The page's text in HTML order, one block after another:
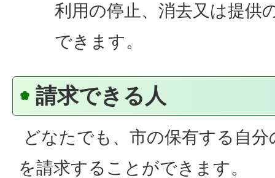
利用の停止、消去又は提供
できます。
請求できる人
どなたでも、市の保有する自
を請求することができます。